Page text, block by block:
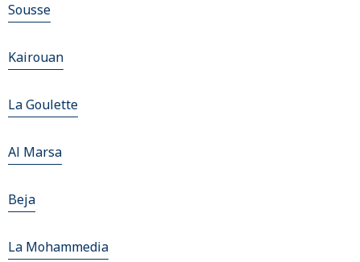
Sousse
Kairouan
La Goulette
Al Marsa
Beja
La Mohammedia